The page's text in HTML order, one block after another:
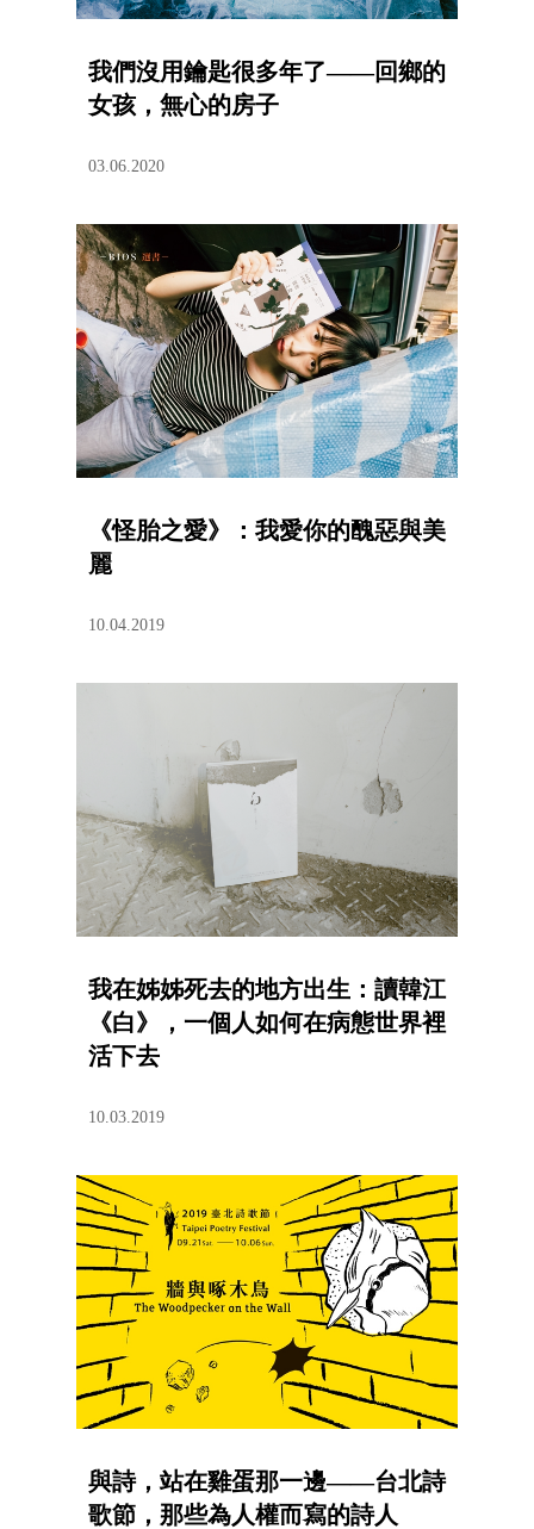
我們沒用鑰匙很多年了——回鄉的
女孩，無心的房子
03.06.2020
《怪胎之愛》：我愛你的醜惡與美
麗
10.04.2019
我在姊姊死去的地方出生：讀韓江
《白》，一個人如何在病態世界裡
活下去
10.03.2019
與詩，站在雞蛋那一邊——台北詩
歌節，那些為人權而寫的詩人